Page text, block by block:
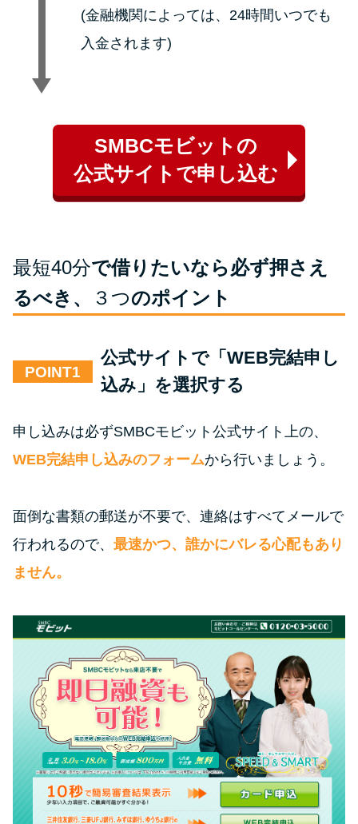
(金融機関によっては、24時間いつでも
入金されます)
SMBCモビットの
公式サイトで申し込む
最短40分で借りたいなら必ず押さえ
るべき、
３つのポイント
POINT
公式サイトで「WEB完結申し
込み」を選択する
申し込みは必ずSMBCモビット公式サイト上の、
WEB完結申し込みのフォームから行いましょう。
面倒な書類の郵送が不要で、連絡はすべてメールで
行われるので、 最速かつ、誰かにバレる心配もあり
ません。